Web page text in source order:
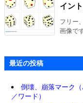
イン
フリー
画像で
最近の投稿
倒壊、崩落マーク
／ワード）